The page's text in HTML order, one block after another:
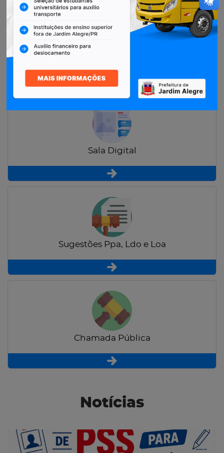
Restituição de Contribuintes
Sala Digital
Sugestões Ppa, Ldo e Loa
Chamada Pública
Notícias